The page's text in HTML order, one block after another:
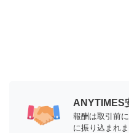
ANYTIMES
報酬は取引前
に振り込まれ